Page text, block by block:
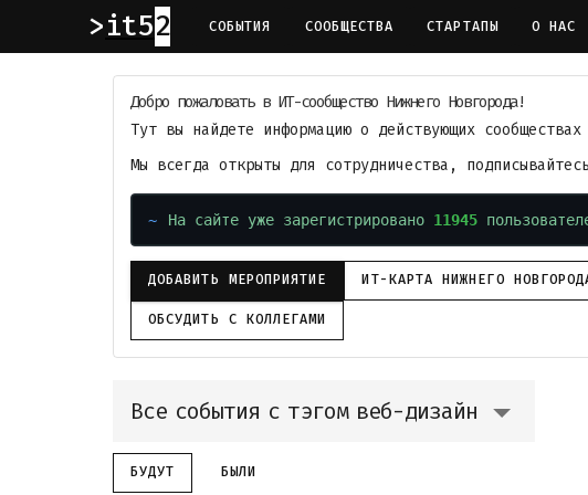
it52 СОБЫТИЯ СООБЩЕСТВА СТАРТАПЫ О НАС
Добро пожаловать в ИТ-сообщество Нижнего Новгорода!
Тут вы найдете информацию о действующих
Мы всегда открыты для сотрудничества,
На сайте уже зарегистрировано 11945
ДОБАВИТЬ МЕРОПРИЯТИЕ ИТ-КАРТА НИЖНЕГО
ОБСУДИТЬ С КОЛЛЕГАМИ
Все события с тэгом веб-дизайн
БУДУТ БЫЛИ